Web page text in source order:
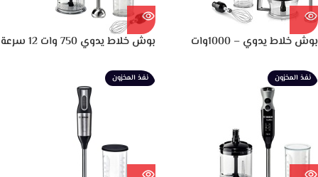
بوش خلاط يدوي – 1000وات
بوش خلاط يدوي 750 وات 12 سرعة
نفذ المخزون نفذ المخزون